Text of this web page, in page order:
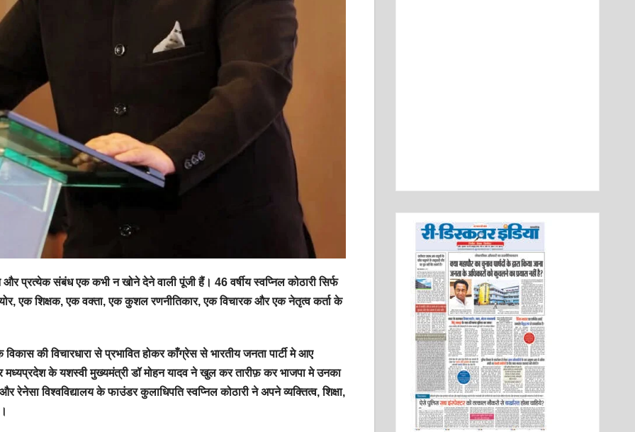
प्रत्येक संबंध एक कभी न खोने देने वाली पूंजी हैं। 46 वर्षीय स्वप्निल कोठारी सिर्फ
एक शिक्षक, एक वक्ता, एक कुशल रणनीतिकार, एक विचारक और एक नेतृत्व कर्ता के
की विचारधारा से प्रभावित होकर काँग्रेस से भारतीय जनता पार्टी मे आए
और मध्यप्रदेश के यशस्वी मुख्यमंत्री डॉ मोहन यादव ने खुल कर तारीफ़ कर भाजपा मे उनका
विश्वविद्यालय के फाउंडर कुलाधिपति स्वप्निल कोठारी ने अपने व्यक्तित्व, शिक्षा,